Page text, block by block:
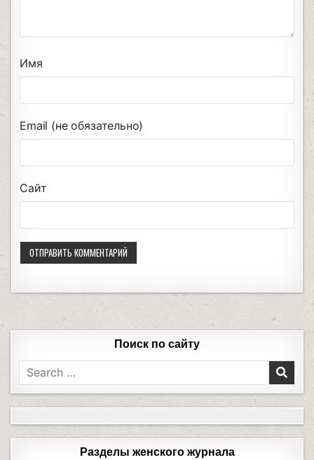
Имя
Email (не обязательно)
Сайт
Поиск по сайту
Разделы женского журнала